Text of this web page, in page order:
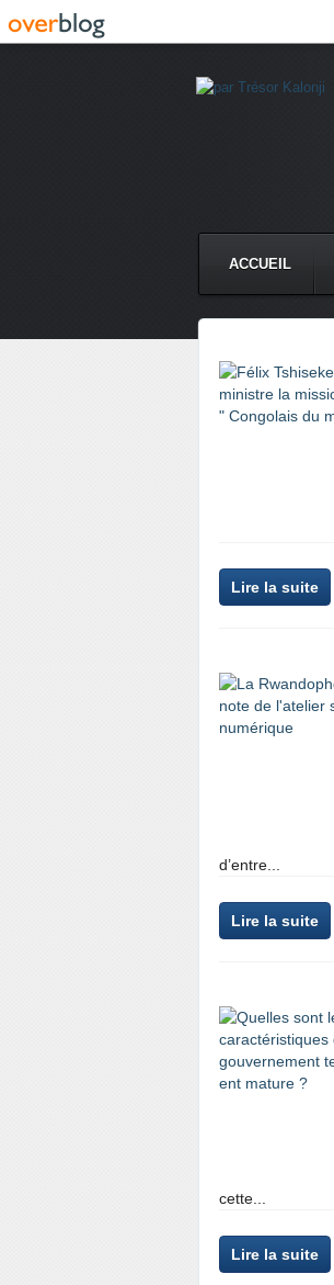
ACCUEIL
Lire la suite
d’entre...
Lire la suite
cette...
Lire la suite